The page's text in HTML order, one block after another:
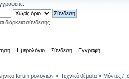
.
διάρκεια σύνδεσης
Ημερολόγιο Σύνδεση Εγγραφή
forum ρολογιών » Τεχνικά θέματα » Μόντες /